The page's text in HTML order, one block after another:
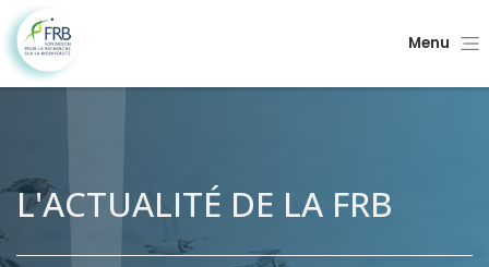
Menu
L'ACTUALITÉ DE LA FRB